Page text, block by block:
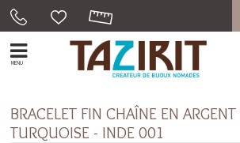
MENU
BRACELET FIN CHAÎNE EN
TURQUOISE - INDE 001